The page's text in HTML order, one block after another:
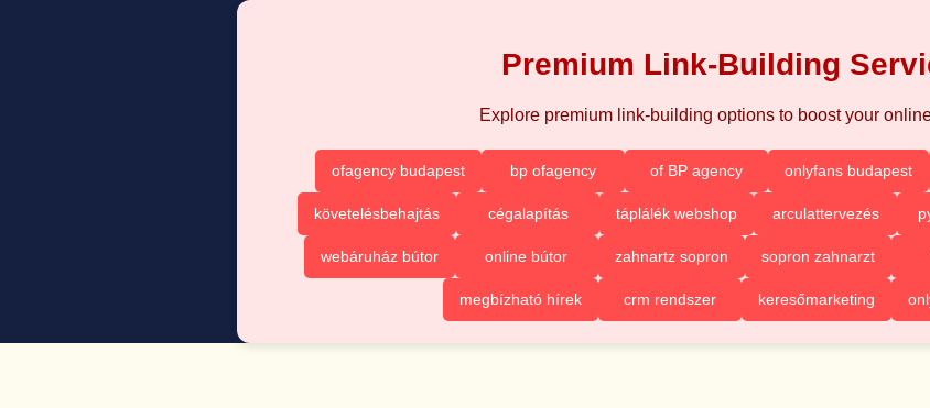
Premium Link-Building
Explore premium link-building options to boost your
ofagency budapest bp ofagency of BP agency onlyfans budapest
követelésbehajtás cégalapítás táplálék webshop arculattervezés
webáruház bútor online bútor zahnartz sopron sopron zahnarzt
megbízható hírek crm rendszer keresőmarketing